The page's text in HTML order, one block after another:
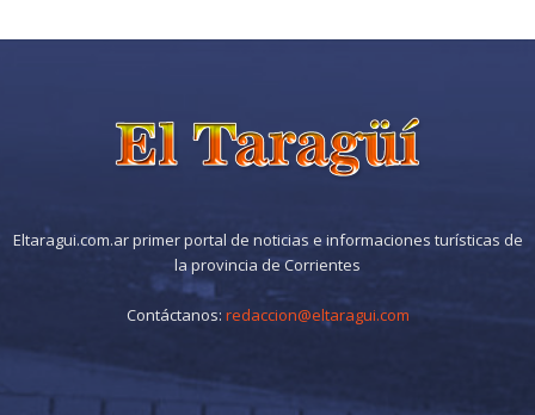
Eltaragui.com.ar primer portal de noticias e informaciones turísticas de
la provincia de Corrientes
Contáctanos: redaccion@eltaragui.com